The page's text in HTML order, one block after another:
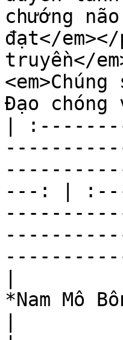
chướng
đạt</
truyền</
Ðạo chóng
|
---: |
*Nam Mô